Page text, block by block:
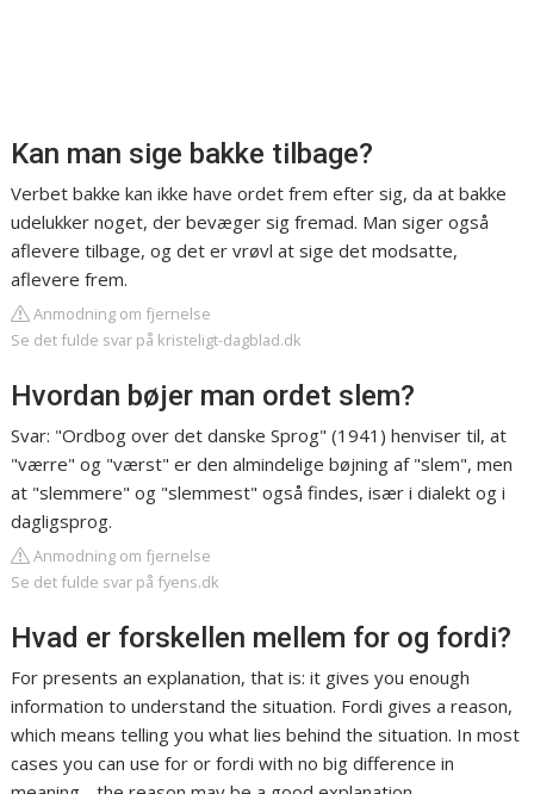
Kan man sige bakke tilbage?
Verbet bakke kan ikke have ordet frem efter sig, da at bakke
udelukker noget, der bevæger sig fremad. Man siger også
aflevere tilbage, og det er vrøvl at sige det modsatte,
aflevere frem.
Anmodning om fjernelse
Se det fulde svar på kristeligt-dagblad.dk
Hvordan bøjer man ordet slem?
Svar: "Ordbog over det danske Sprog" (1941) henviser til, at
"værre" og "værst" er den almindelige bøjning af "slem", men
at "slemmere" og "slemmest" også findes, især i dialekt og i
dagligsprog.
Anmodning om fjernelse
Se det fulde svar på fyens.dk
Hvad er forskellen mellem for og fordi?
For presents an explanation, that is: it gives you enough
information to understand the situation. Fordi gives a reason,
which means telling you what lies behind the situation. In most
cases you can use for or fordi with no big difference in